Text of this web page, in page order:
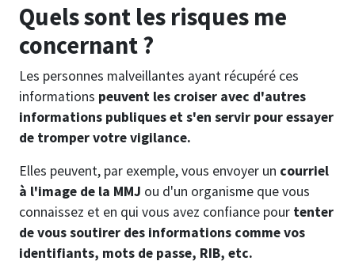
Quels sont les risques me
concernant ?
Les personnes malveillantes ayant récupéré ces
informations peuvent les croiser avec d'autres
informations publiques et s'en servir pour essayer
de tromper votre vigilance.
Elles peuvent, par exemple, vous envoyer un courriel
à l'image de la MMJ ou d'un organisme que vous
connaissez et en qui vous avez confiance pour tenter
de vous soutirer des informations comme vos
identifiants, mots de passe, RIB, etc.